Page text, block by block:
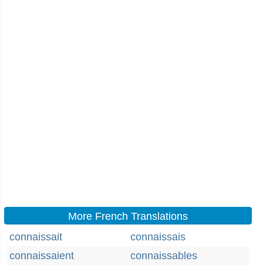
More French Translations
connaissait
connaissais
connaissaient
connaissables